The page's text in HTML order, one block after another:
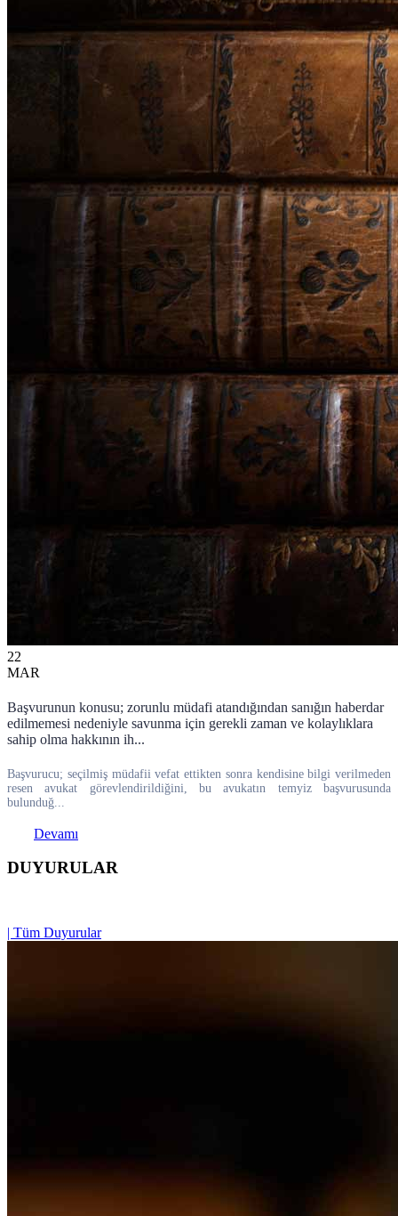
22
MAR
Başvurunun konusu; zorunlu müdafi atandığından sanığın haberdar
edilmemesi nedeniyle savunma için gerekli zaman ve kolaylıklara
sahip olma hakkının ih...
Başvurucu; seçilmiş müdafii vefat ettikten sonra kendisine bilgi verilmeden
resen avukat görevlendirildiğini, bu avukatın temyiz başvurusunda
bulunduğ...
Devamı
DUYURULAR
| Tüm Duyurular